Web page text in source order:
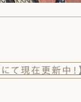
て現在更新中！】